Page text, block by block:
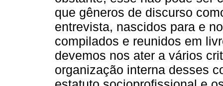
que gêneros de discurso
entrevista, nascidos para e
compilados e reunidos em
devemos nos ater a vários
organização interna desses